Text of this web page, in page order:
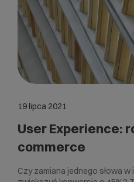
19 lipca 2021
User Experience:
commerce
Czy zamiana jednego słowa